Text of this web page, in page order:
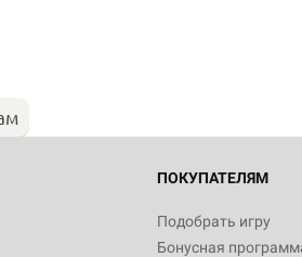
ПОКУПАТЕЛЯМ
Подобрать игру
Бонусная